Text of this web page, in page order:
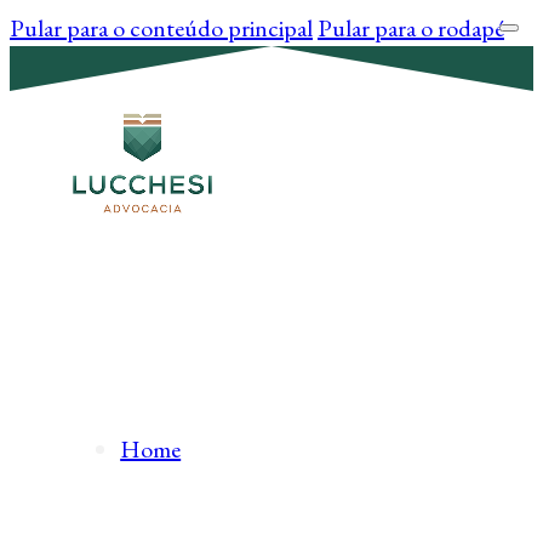
Pular para o conteúdo principalPular para o rodapé
Home